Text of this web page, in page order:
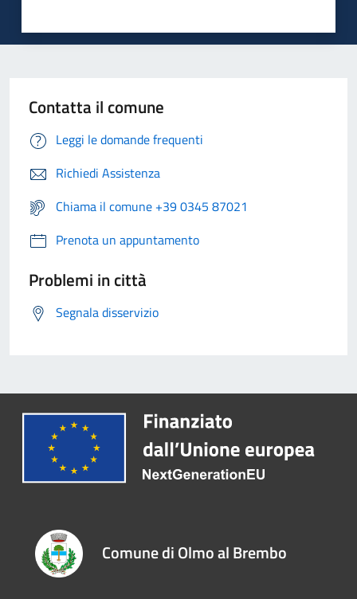
Contatta il comune
Leggi le domande frequenti
Richiedi Assistenza
Chiama il comune +39 0345 87021
Prenota un appuntamento
Problemi in città
Segnala disservizio
Comune di Olmo al Brembo